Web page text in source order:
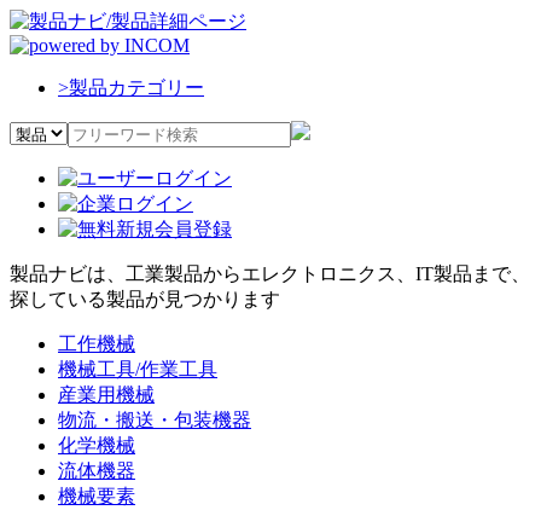
>製品カテゴリー
製品ナビは、工業製品からエレクトロニクス、IT製品まで、
探している製品が見つかります
工作機械
機械工具/作業工具
産業用機械
物流・搬送・包装機器
化学機械
流体機器
機械要素